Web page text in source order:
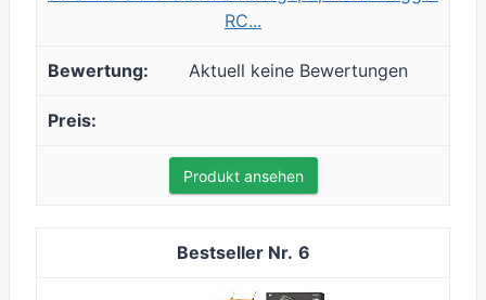
RC...
Aktuell keine Bewertungen
Produkt ansehen
6